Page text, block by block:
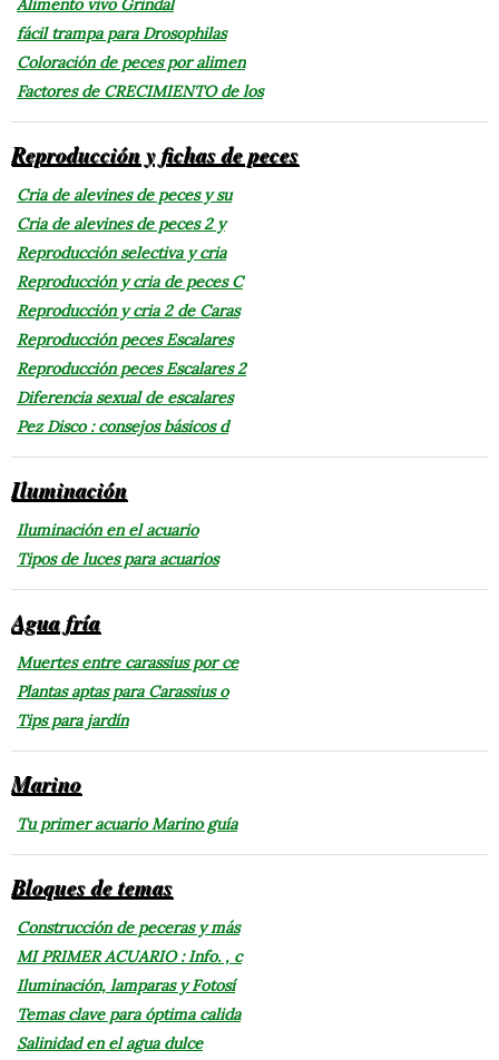
Alimento vivo Grindal
fácil trampa para Drosophilas
Coloración de peces por alimen
Factores de CRECIMIENTO de los
Reproducción y fichas de peces
Cria de alevines de peces y su
Cria de alevines de peces 2 y
Reproducción selectiva y cria
Reproducción y cria de peces C
Reproducción y cria 2 de Caras
Reproducción peces Escalares
Reproducción peces Escalares 2
Diferencia sexual de escalares
Pez Disco : consejos básicos d
Iluminación
Iluminación en el acuario
Tipos de luces para acuarios
Agua fría
Muertes entre carassius por ce
Plantas aptas para Carassius o
Tips para jardín
Marino
Tu primer acuario Marino guía
Bloques de temas
Construcción de peceras y más
MI PRIMER ACUARIO : Info. , c
Iluminación, lamparas y Fotosí
Temas clave para óptima calida
Salinidad en el agua dulce